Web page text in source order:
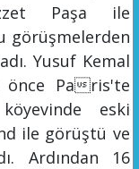
Paşa ile
görüşmelerden
. Yusuf Kemal
önce Paris'te
eski
ile görüştü ve
Ardından 16